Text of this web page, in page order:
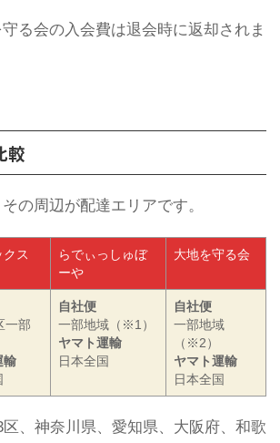
る会の入会費は退会時に返却されま
較
の周辺が配達エリアです。
クス
らでぃっしゅぼ
ーや
大地を守る会
一部
輸
自社便
一部地域（※1）
ヤマト運輸
日本全国
自社便
一部地域
（※2）
ヤマト運輸
日本全国
、神奈川県、愛知県、大阪府、和歌